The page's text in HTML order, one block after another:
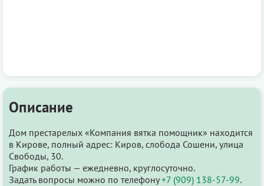
Описание
Дом престарелых «Компания вятка помощник» находится
в Кирове, полный адрес: Киров, слобода Сошени, улица
Свободы, 30.
График работы — ежедневно, круглосуточно.
Задать вопросы можно по телефону+7 (909) 138-57-99.